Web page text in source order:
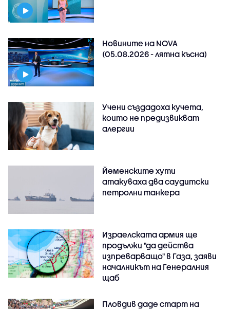
Новините на NOVA
(05.08.2026 - лятна късна)
Учени създадоха кучета,
които не предизвикват
алергии
Йеменските хути
атакуваха два саудитски
петролни танкера
Израелската армия ще
продължи "да действа
изпреварващо" в Газа, заяви
началникът на Генералния
щаб
Пловдив даде старт на